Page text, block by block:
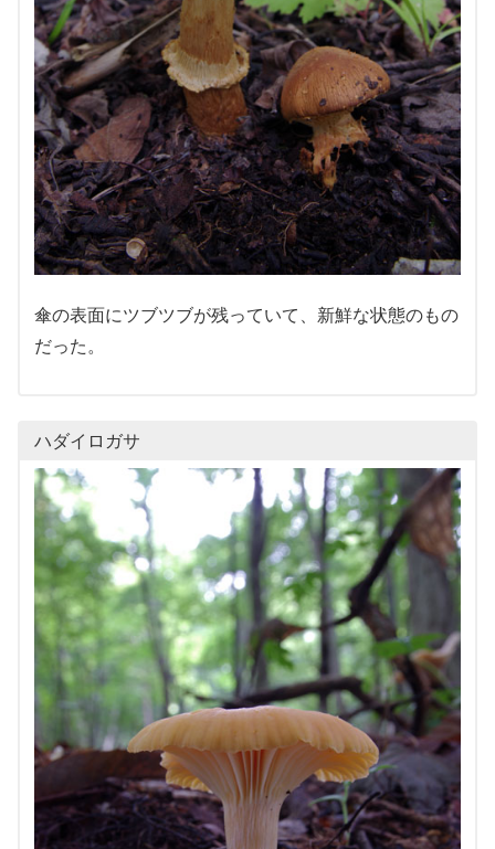
傘の表面にツブツブが残っていて、新鮮な状態のもの
だった。
ハダイロガサ